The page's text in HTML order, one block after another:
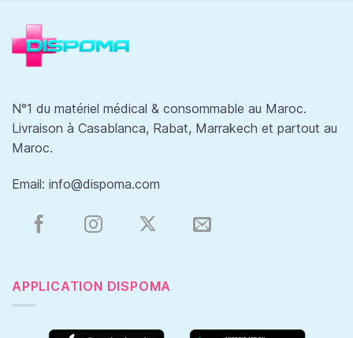
N°1 du matériel médical & consommable au Maroc.
Livraison à Casablanca, Rabat, Marrakech et partout au
Maroc.
Email: info@dispoma.com
APPLICATION DISPOMA